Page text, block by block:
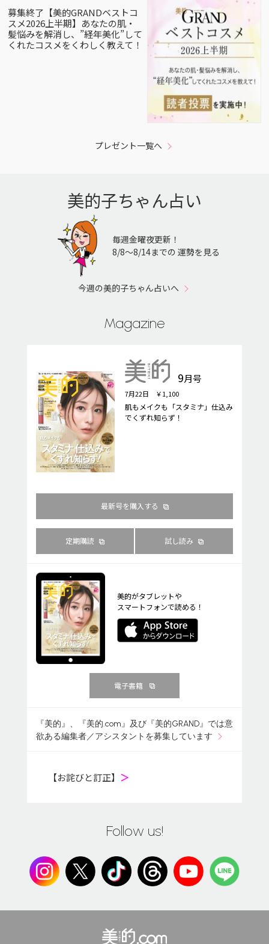
募集終了【美的GRANDベストコ
スメ2026上半期】あなたの肌・
髪悩みを解消し、”経年美化”して
くれたコスメをくわしく教えて！
プレゼント一覧へ
美的子ちゃん占い
毎週金曜夜更新！
8/8〜8/14までの 運勢を見る
今週の美的子ちゃん占いへ
Magazine
9月号
7月22日 ￥1,100
肌もメイクも「スタミナ」仕込み
でくずれ知らず！
最新号を購入する
定期購読 試し読み
美的がタブレットや
スマートフォンで読める！
電子書籍
『美的』、『美的.com』及び『美的GRAND』では意
欲ある編集者／アシスタントを募集しています
【お詫びと訂正】 ＞
Follow us!